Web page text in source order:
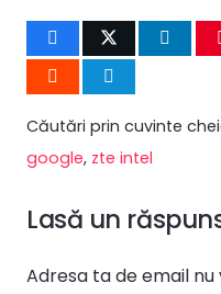
Căutări prin cuvinte
google, zte intel
Lasă un
Adresa ta de email